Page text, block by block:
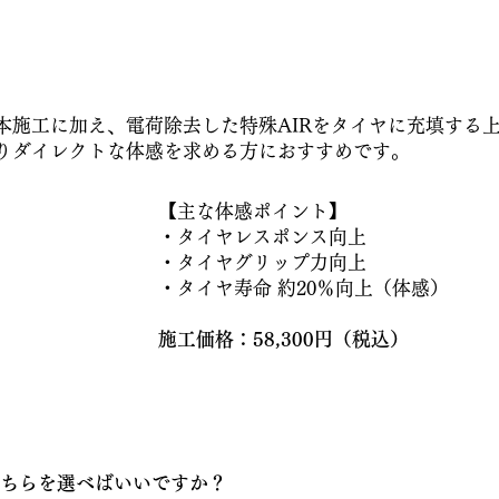
【主な体感ポイント】
・タイヤレスポンス向上
・タイヤグリップ力向上
・タイヤ寿命 約20％向上（体感）
施工価格：58,300円（税込）
施工に加え、電荷除去した特殊AIRをタイヤに充填する
ダイレクトな体感を求める方におすすめです。
ちらを選べばいいですか？